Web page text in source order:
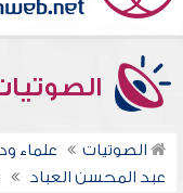
الصوتيات علماء
عبد المحسن العباد